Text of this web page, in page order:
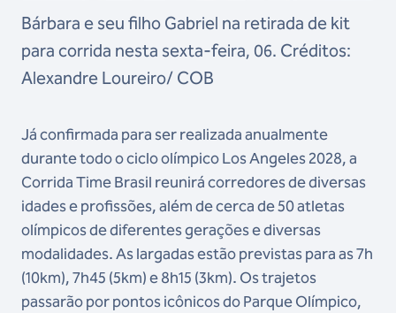
Bárbara e seu filho Gabriel na retirada de kit
para corrida nesta sexta-feira, 06. Créditos:
Alexandre Loureiro/ COB
Já confirmada para ser realizada anualmente
durante todo o ciclo olímpico Los Angeles 2028, a
Corrida Time Brasil reunirá corredores de diversas
idades e profissões, além de cerca de 50 atletas
olímpicos de diferentes gerações e diversas
modalidades. As largadas estão previstas para as 7h
(10km), 7h45 (5km) e 8h15 (3km). Os trajetos
passarão por pontos icônicos do Parque Olímpico,